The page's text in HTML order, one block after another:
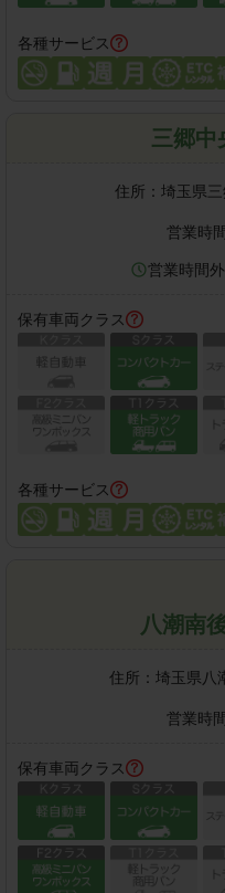
各種サービス
三郷中
住所： 埼玉県
営業時
営業時間
保有車両クラス
各種サービス
八潮南
住所： 埼玉県八
営業時
保有車両クラス